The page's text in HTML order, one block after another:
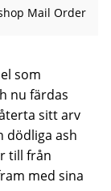
Mail Order
som
nu färdas
sitt arv
dödliga ash
till från
med sina